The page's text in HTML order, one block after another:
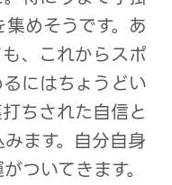
めそうです。あ
、これからスポ
にはちょうどい
ちされた自信と
ます。自分自身
ついてきます。